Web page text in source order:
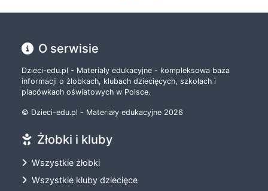
O serwisie
Dzieci-edu.pl - Materiały edukacyjne - kompleksowa baza
informacji o żłobkach, klubach dziecięcych, szkołach i
placówkach oświatowych w Polsce.
© Dzieci-edu.pl - Materiały edukacyjne 2026
Żłobki i kluby
Wszystkie żłobki
Wszystkie kluby dziecięce